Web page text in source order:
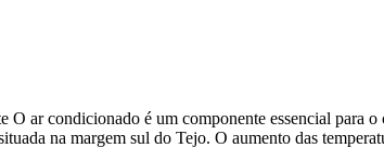
ar condicionado é um componente essencial para
na margem sul do Tejo. O aumento das